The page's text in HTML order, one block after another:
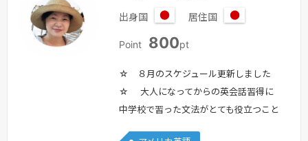
出身国
本
居住国
Point 800pt
☆ ８月のスケジュール更新しました
☆ 大人になってからの英会話習得に
中学校で習った文法がとても役立つこと